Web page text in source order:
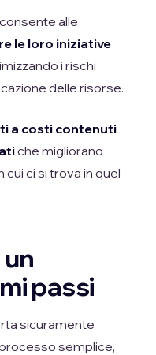
alle
le loro iniziative
i rischi
delle risorse.
a costi contenuti
che migliorano
ci si trova in quel
passi
sicuramente
semplice,